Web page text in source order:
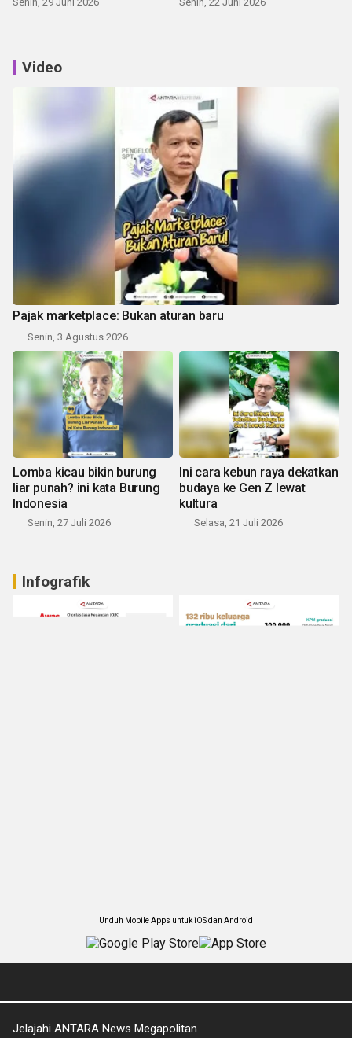
Video
Pajak marketplace: Bukan aturan baru
Senin, 3 Agustus 2026
Lomba kicau bikin burung
liar punah? ini kata Burung
Indonesia
Senin, 27 Juli 2026
Ini cara kebun raya dekatkan
budaya ke Gen Z lewat
kultura
Selasa, 21 Juli 2026
Infografik
Unduh Mobile Apps untuk iOS dan Android
Jelajahi ANTARA News Megapolitan